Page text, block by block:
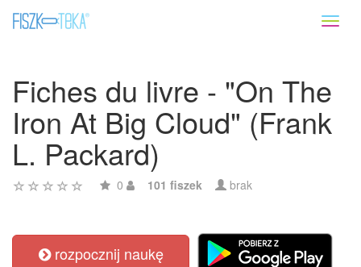
Fiches du livre - "On The
Iron At Big Cloud" (Frank
L. Packard)
0 101 fiszek brak
rozpocznij naukę